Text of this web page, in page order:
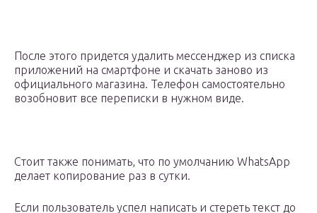
После этого придется удалить мессенджер из списка
приложений на смартфоне и скачать заново из
официального магазина. Телефон самостоятельно
возобновит все переписки в нужном виде.
Стоит также понимать, что по умолчанию WhatsApp
делает копирование раз в сутки.
Если пользователь успел написать и стереть текст до